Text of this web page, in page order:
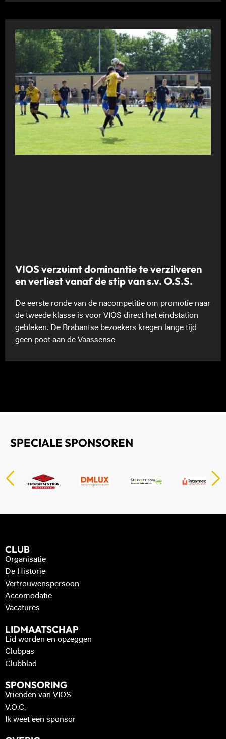
VIOS verzuimt dominantie te verzilveren
en verliest vanaf de stip van s.v. O.S.S.
De eerste ronde van de nacompetitie om promotie naar
de tweede klasse is voor VIOS direct het eindstation
gebleken. De Brabantse bezoekers kregen lange tijd
geen poot aan de Vaassense
SPECIALE SPONSOREN
CLUB
Organisatie
De Historie
Vertrouwenspersoon
Accomodatie
Vacatures
LIDMAATSCHAP
Lid worden en opzeggen
Clubpas
Clubblad
SPONSORING
Vrienden van VIOS
V.O.C.
Ik weet een sponsor